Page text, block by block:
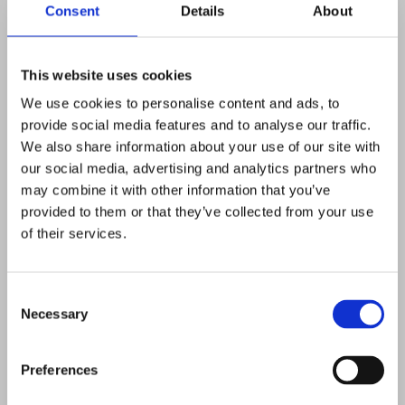
Consent Details About
This website uses cookies
We use cookies to personalise content and ads, to
provide social media features and to analyse our traffic.
We also share information about your use of our site with
our social media, advertising and analytics partners who
may combine it with other information that you’ve
provided to them or that they’ve collected from your use
of their services.
Selection
Necessary
Preferences
Kleine Welt
Acryl und Lack mit Struktur auf Leinwand. Größe: 2 mal
30cm x 30cm x 5cm Preis 90.-€
Mehr erfahren >
"Kleine
Welt"